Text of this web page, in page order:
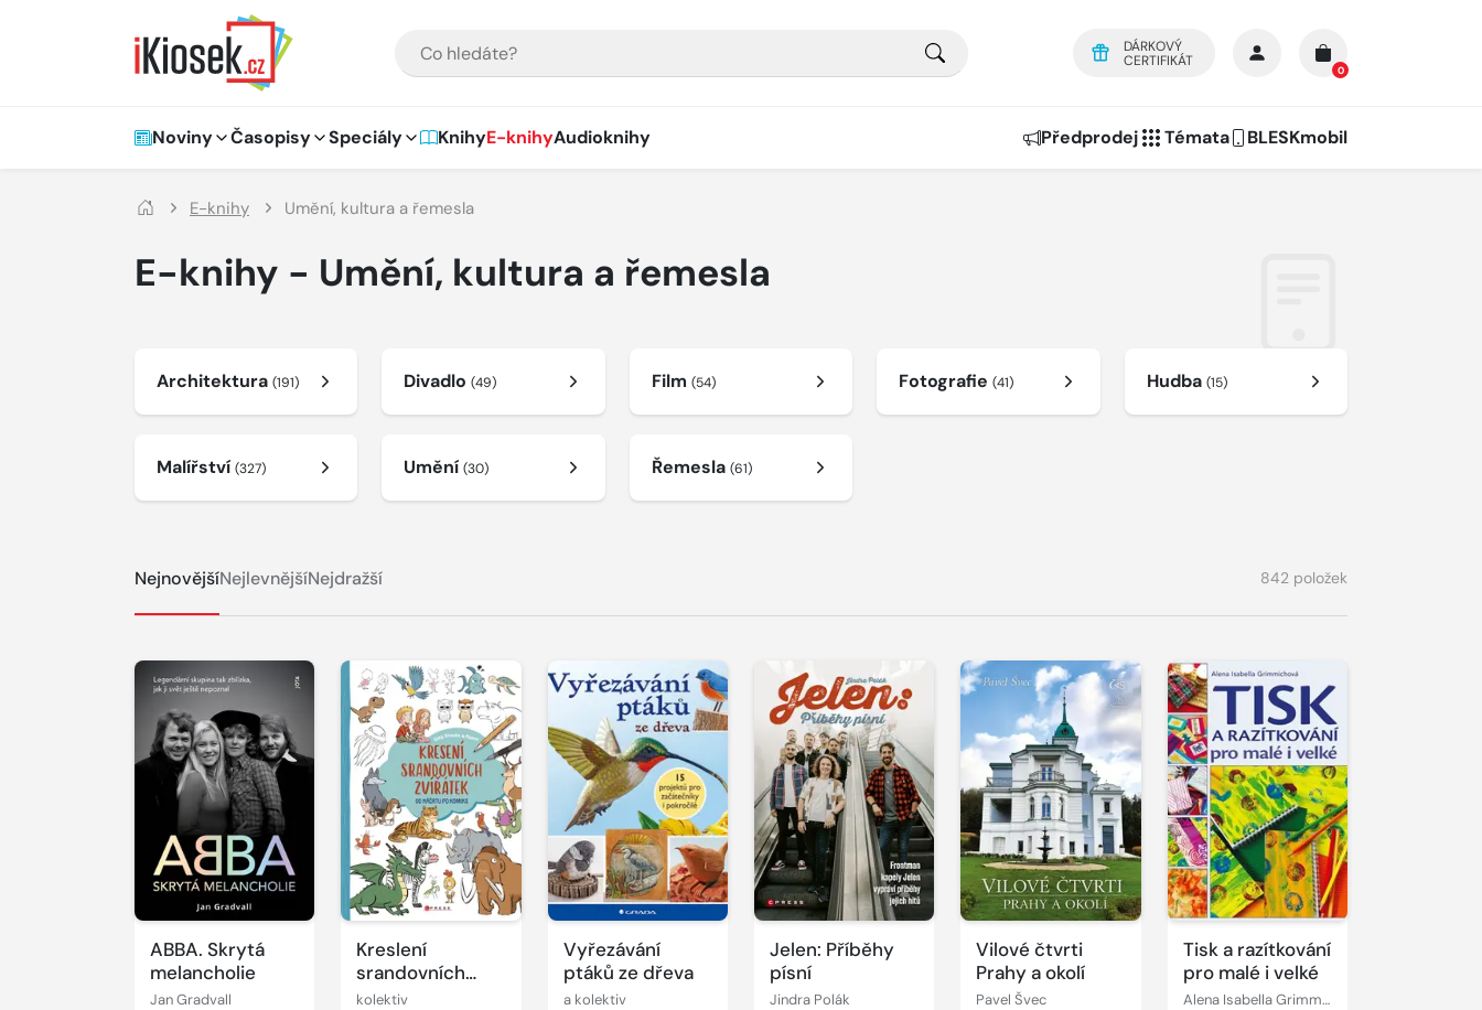
DÁRKOVÝ
CERTIFIKÁT
0
Hlavní navigace
Noviny Časopisy Speciály KnihyE-knihyAudioknihy Předprodej Témata BLESKmobil
E-knihy Umění, kultura a řemesla
E-knihy - Umění, kultura a řemesla
Architektura (191) Divadlo(49) Film (54) Fotografie(41) Hudba (15)
Malířství (327) Umění(30) Řemesla (61)
NejnovějšíNejlevnějšíNejdražší 842 položek
ABBA. Skrytá
melancholie
Jan Gradvall
Kreslení
srandovních
zvířátek
kolektiv
Vyřezávání
ptáků ze dřeva
a kolektiv
Jelen: Příběhy
písní
Jindra Polák
Vilové čtvrti
Prahy a okolí
Pavel Švec
Tisk a razítkování
pro malé i velké
Alena Isabella Grimmichová